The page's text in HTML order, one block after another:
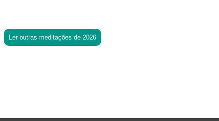
Ler outras meditações de 2026